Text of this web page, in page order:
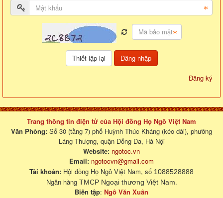
Đăng nhập
Đăng ký
Trang thông tin điện tử của Hội đồng Họ Ngô Việt Nam
Văn Phòng: Số 30 (tầng 7) phố Huỳnh Thúc Kháng (kéo dài), phường
Láng Thượng, quận Đống Đa, Hà Nội
Website: ngotoc.vn
Email: ngotocvn@gmail.com
Tài khoản: Hội đồng Họ Ngô Việt Nam, số 1088528888
Ngân hàng TMCP Ngoại thương Việt Nam.
Biên tập: Ngô Văn Xuân